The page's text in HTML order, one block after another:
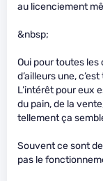
au licenciement
&nbsp;
Oui pour toutes
d’ailleurs une,
L’intérêt pour eux
du pain, de la
tellement ça
Souvent ce sont
pas le